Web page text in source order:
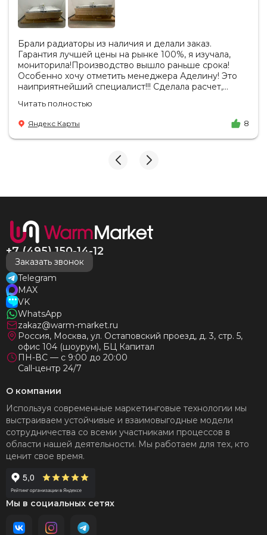
Брали радиаторы из наличия и делали заказ.
Гарантия лучшей цены на рынке 100%, я изучала,
мониторила!Производство вышло раньше срока!
Особенно хочу отметить менеджера Аделину! Это
наиприятнейший специалист!!! Сделала расчет,
цену. Всегда на связи, на все вопросы есть ответы.
Доставка на удобный день, удобное время! Никаких
замечаний, только бесконечное удовольствие от
взаимодействия с ней. Вот это я понимаю - ЛИЦО
И надеюсь наши чудесные радиаторы будут греть
Читать полностью
Яндекс Карты 8
+7 (495) 150-14-12
Заказать звонок
Telegram
MAX
VK
WhatsApp
zakaz@warm-market.ru
Россия, Москва, ул. Остаповский проезд, д. 3, стр. 5,
офис 104 (шоурум), БЦ Капитал
ПН-ВС — с 9:00 до 20:00
Call-центр 24/7
О компании
Используя современные маркетинговые технологии мы
выстраиваем устойчивые и взаимовыгодные модели
сотрудничества со всеми участниками процессов в
области нашей деятельности. Мы работаем для тех, кто
ценит свое время.
Мы в социальных сетях